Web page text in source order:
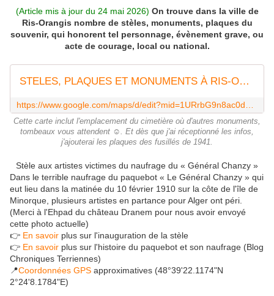
(Article mis à jour du 24 mai 2026) On trouve dans la ville de
Ris-Orangis nombre de stèles, monuments, plaques du
souvenir, qui honorent tel personnage, évènement grave, ou
acte de courage, local ou national.
STELES, PLAQUES ET MONUMENTS À RIS-ORANGIS - Google My Maps
Cette carte inclut l'emplacement du cimetière où d'autres monuments,
tombeaux vous attendent ☺. Et dès que j'ai réceptionné les infos,
j'ajouterai les plaques des fusillés de 1941.
Stèle aux artistes victimes du naufrage du « Général Chanzy »
Dans le terrible naufrage du paquebot « Le Général Chanzy » qui
eut lieu dans la matinée du 10 février 1910 sur la côte de l'île de
Minorque, plusieurs artistes en partance pour Alger ont péri.
(Merci à l'Ehpad du château Dranem pour nous avoir envoyé
cette photo actuelle)
👉 En savoir plus sur l'inauguration de la stèle
👉 En savoir plus sur l'histoire du paquebot et son naufrage (Blog
Chroniques Terriennes)
📍Coordonnées GPS approximatives (48°39'22.1174"N
2°24'8.1784"E)